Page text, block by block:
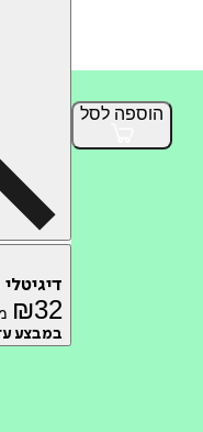
הוספה לסל
דיגיטלי
₪32
במבצע